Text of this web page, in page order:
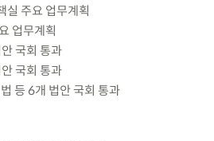
주요 업무계획
업무계획
국회 통과
국회 통과
등 6개 법안 국회 통과